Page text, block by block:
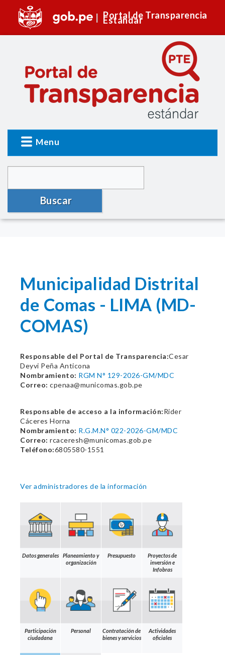
Portal de Transparencia
Estándar
Menu
Buscar
Municipalidad Distrital
de Comas - LIMA (MD-
COMAS)
Responsable del Portal de Transparencia:Cesar
Deyvi Peña Anticona
Nombramiento: RGM N° 129-2026-GM/MDC
Correo: cpenaa@municomas.gob.pe
Responsable de acceso a la información:Rider
Cáceres Horna
Nombramiento: R.G.M.N° 022-2026-GM/MDC
Correo: rcaceresh@municomas.gob.pe
Teléfono:6805580-1551
Ver administradores de la información
Datos generales
Planeamiento y
organización
Presupuesto
Proyectos de
inversión e
Infobras
Participación
ciudadana
Personal
Contratación de
bienes y servicios
Actividades
oficiales